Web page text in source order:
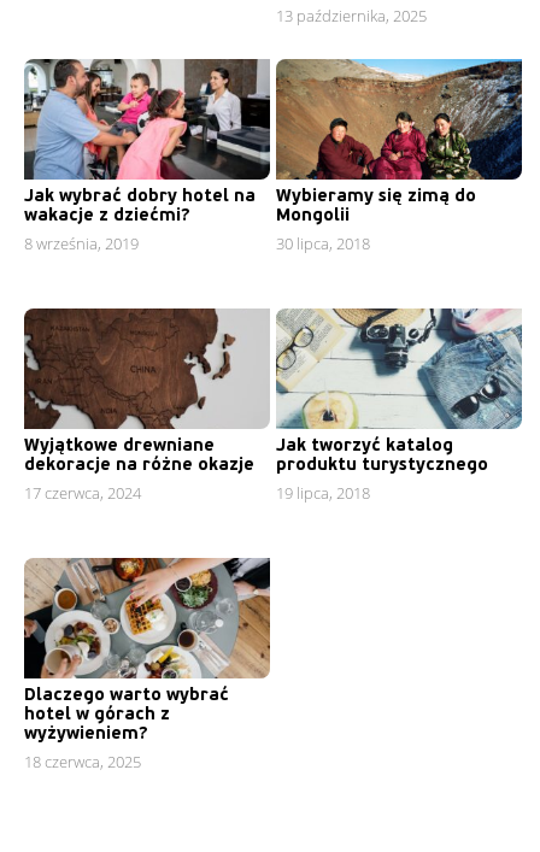
13 października, 2025
Jak wybrać dobry hotel na
wakacje z dziećmi?
8 września, 2019
Wybieramy się zimą do
Mongolii
30 lipca, 2018
Wyjątkowe drewniane
dekoracje na różne okazje
17 czerwca, 2024
Jak tworzyć katalog
produktu turystycznego
19 lipca, 2018
Dlaczego warto wybrać
hotel w górach z
wyżywieniem?
18 czerwca, 2025